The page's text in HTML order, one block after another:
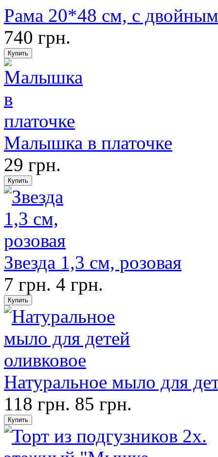
Рама 20*48 см, с двойным
740 грн.
Малышка в платочке
29 грн.
Звезда 1,3 см, розовая
7 грн. 4 грн.
Натуральное мыло для
118 грн. 85 грн.